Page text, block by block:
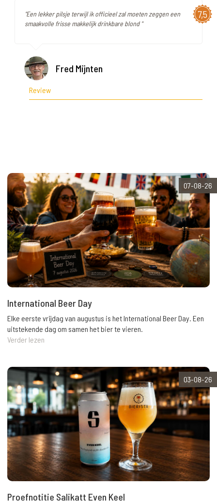
7,5
"Een lekker pilsje terwijl ik officieel zal moeten zeggen een
smaakvolle frisse makkelijk drinkbare blond "
Fred Mijnten
Review
07-08-26
International Beer Day
Elke eerste vrijdag van augustus is het International Beer Day. Een
uitstekende dag om samen het bier te vieren.
Verder lezen
03-08-26
Proefnotitie Salikatt Even Keel